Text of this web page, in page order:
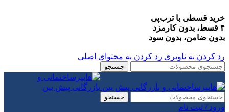
خرید قسطی با ترب‌پی
۴ قسط، بدون کارمزد
بدون ضامن، بدون سود
رد کردن به ناوبری رد کردن به محتوای اصلی
جستجو
جستجو
ورود / ثبت نام